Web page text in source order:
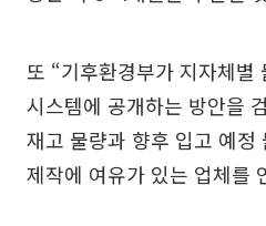
또 “기후환경부가 지자체별
시스템에 공개하는 방안을
재고 물량과 향후 입고 예정
제작에 여유가 있는 업체를